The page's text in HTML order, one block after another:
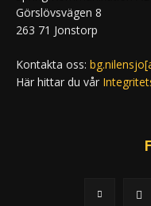
Görslövsvägen 8
263 71 Jonstorp
Kontakta oss:
Här hittar du vår